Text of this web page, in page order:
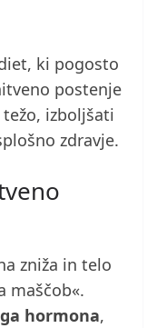
ki pogosto
postenje
izboljšati
zdravje.
zniža in telo
maščob«.
hormona,